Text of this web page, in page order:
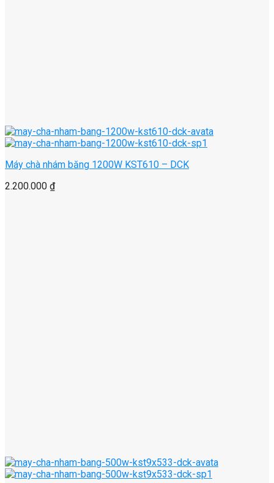
Máy chà nhám băng 1200W KST610 – DCK
2.200.000 ₫